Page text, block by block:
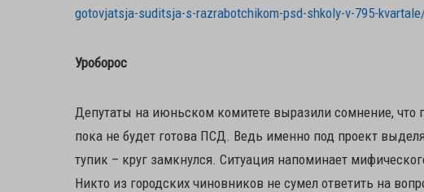
gotovjatsja-suditsja-s-razrabotchikom-psd-shkoly-v-795-
Уроборос
Депутаты на июньском комитете выразили сомнение, что
пока не будет готова ПСД. Ведь именно под проект
тупик – круг замкнулся. Ситуация напоминает
Никто из городских чиновников не сумел ответить на